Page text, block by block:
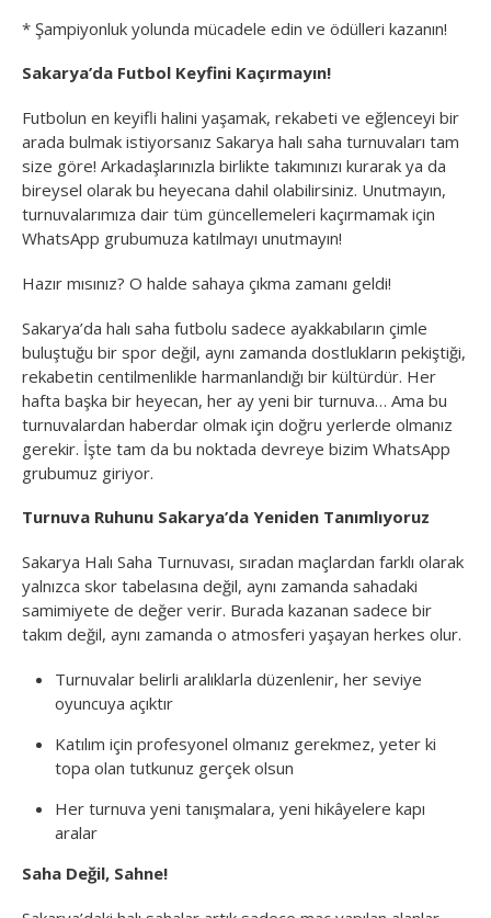
* Şampiyonluk yolunda mücadele edin ve ödülleri kazanın!
Sakarya’da Futbol Keyfini Kaçırmayın!
Futbolun en keyifli halini yaşamak, rekabeti ve eğlenceyi bir
arada bulmak istiyorsanız Sakarya halı saha turnuvaları tam
size göre! Arkadaşlarınızla birlikte takımınızı kurarak ya da
bireysel olarak bu heyecana dahil olabilirsiniz. Unutmayın,
turnuvalarımıza dair tüm güncellemeleri kaçırmamak için
WhatsApp grubumuza katılmayı unutmayın!
Hazır mısınız? O halde sahaya çıkma zamanı geldi!
Sakarya’da halı saha futbolu sadece ayakkabıların çimle
buluştuğu bir spor değil, aynı zamanda dostlukların pekiştiği,
rekabetin centilmenlikle harmanlandığı bir kültürdür. Her
hafta başka bir heyecan, her ay yeni bir turnuva… Ama bu
turnuvalardan haberdar olmak için doğru yerlerde olmanız
gerekir. İşte tam da bu noktada devreye bizim WhatsApp
grubumuz giriyor.
Turnuva Ruhunu Sakarya’da Yeniden Tanımlıyoruz
Sakarya Halı Saha Turnuvası, sıradan maçlardan farklı olarak
yalnızca skor tabelasına değil, aynı zamanda sahadaki
samimiyete de değer verir. Burada kazanan sadece bir
takım değil, aynı zamanda o atmosferi yaşayan herkes olur.
Turnuvalar belirli aralıklarla düzenlenir, her seviye
oyuncuya açıktır
Katılım için profesyonel olmanız gerekmez, yeter ki
topa olan tutkunuz gerçek olsun
Her turnuva yeni tanışmalara, yeni hikâyelere kapı
aralar
Saha Değil, Sahne!